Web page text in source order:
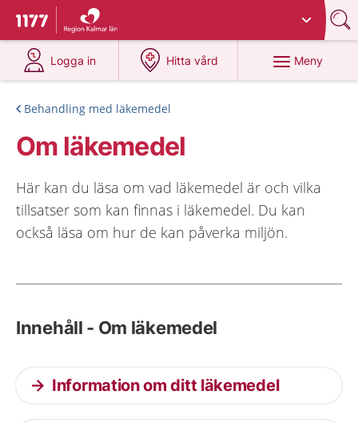
Till startsidan för 1177
Du har valt region
Logga in
på 1177.se
Hitta vård
på 1177.se
Meny
Behandling med läkemedel
Om läkemedel
Här kan du läsa om vad läkemedel är och vilka
tillsatser som kan finnas i läkemedel. Du kan
också läsa om hur de kan påverka miljön.
Innehåll - Om läkemedel
Information om ditt läkemedel